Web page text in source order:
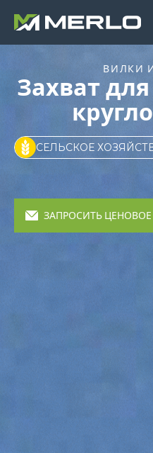
ВИЛКИ
Захват
СЕЛЬСКОЕ
ЗАПРОСИТЬ